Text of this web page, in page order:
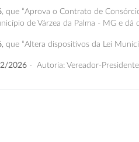
, que “Aprova o Contrato de
de Várzea da Palma - MG e dá
, que “Altera dispositivos da Lei
2026 - Autoria: Vereador-